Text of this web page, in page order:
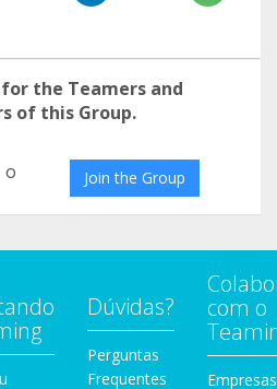
the Teamers and
of this Group.
o Join the Group
Dúvidas?
Perguntas
Frequentes
com o
Empresas